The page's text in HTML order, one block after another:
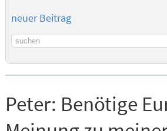
neuer Beitrag
Suchbegriff
Peter: Benötige